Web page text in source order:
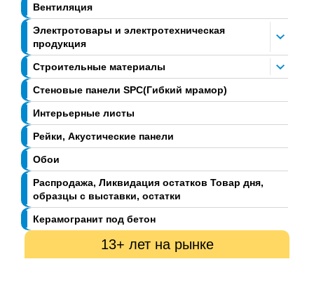
Вентиляция
Электротовары и электротехническая
продукция
Строительные материалы
Стеновые панели SPC(Гибкий мрамор)
Интерьерные листы
Рейки, Акустические панели
Обои
Распродажа, Ликвидация остатков Товар дня,
образцы с выставки, остатки
Керамогранит под бетон
13+ лет на рынке